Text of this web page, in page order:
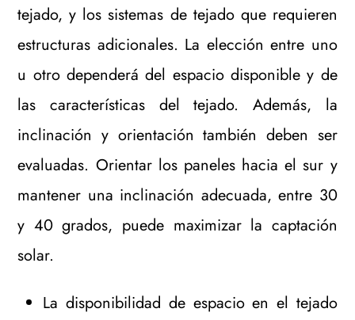
tejado, y los sistemas de tejado que requieren
estructuras adicionales. La elección entre uno
u otro dependerá del espacio disponible y de
las características del tejado. Además, la
inclinación y orientación también deben ser
evaluadas. Orientar los paneles hacia el sur y
mantener una inclinación adecuada, entre 30
y 40 grados, puede maximizar la captación
solar.
La disponibilidad de espacio en el tejado